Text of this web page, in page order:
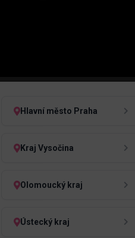
Hlavní město Praha
Kraj Vysočina
Olomoucký kraj
Ústecký kraj